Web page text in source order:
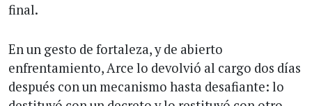
final.
En un gesto de fortaleza, y de abierto
enfrentamiento, Arce lo devolvió al cargo dos días
después con un mecanismo hasta desafiante: lo